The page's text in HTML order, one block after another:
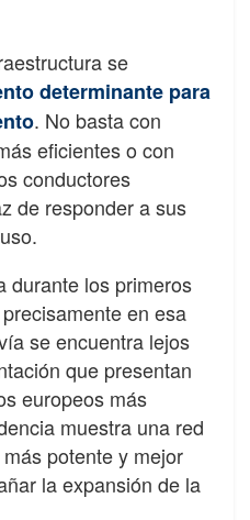
se
determinante para
. No basta con
eficientes o con
conductores
de responder a sus
durante los primeros
en esa
se encuentra lejos
que presentan
europeos más
muestra una red
potente y mejor
la expansión de la